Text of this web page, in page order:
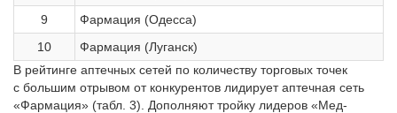
9
Фармация (Одесса)
10
Фармация (Луганск)
В рейтинге аптечных сетей по количеству торговых точек
с большим отрывом от конкурентов лидирует аптечная сеть
«Фармация» (табл. 3). Дополняют тройку лидеров «Мед-